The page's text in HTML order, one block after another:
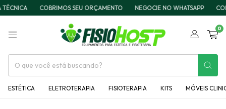
COBRIMOS SEU ORÇAMENTO NEGOCIE NO WHATSAPP COMPRE
0
ESTÉTICA ELETROTERAPIA FISIOTERAPIA KITS MÓVEIS